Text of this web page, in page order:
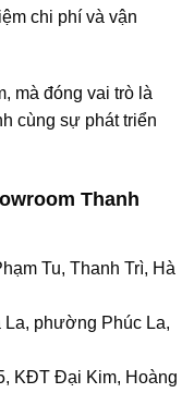
chi phí và vận
mà đóng vai trò là
cùng sự phát triển
Thanh
Tu, Thanh Trì, Hà
La, phường Phúc La,
KĐT Đại Kim, Hoàng